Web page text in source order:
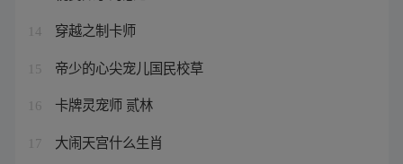
14 穿越之制卡师
15 帝少的心尖宠儿国民校草
16 卡牌灵宠师 贰林
17 大闹天宫什么生肖